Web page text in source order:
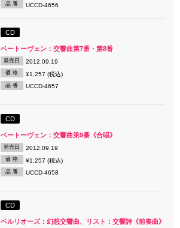
品 番 UCCD-4656
CD
ベートーヴェン：交響曲第7番・第8番
発売日 2012.09.19
価 格 ¥1,257 (税込)
品 番 UCCD-4657
CD
ベートーヴェン：交響曲第9番《合唱》
発売日 2012.09.19
価 格 ¥1,257 (税込)
品 番 UCCD-4658
CD
ベルリオーズ：幻想交響曲、リスト：交響詩《前奏曲》